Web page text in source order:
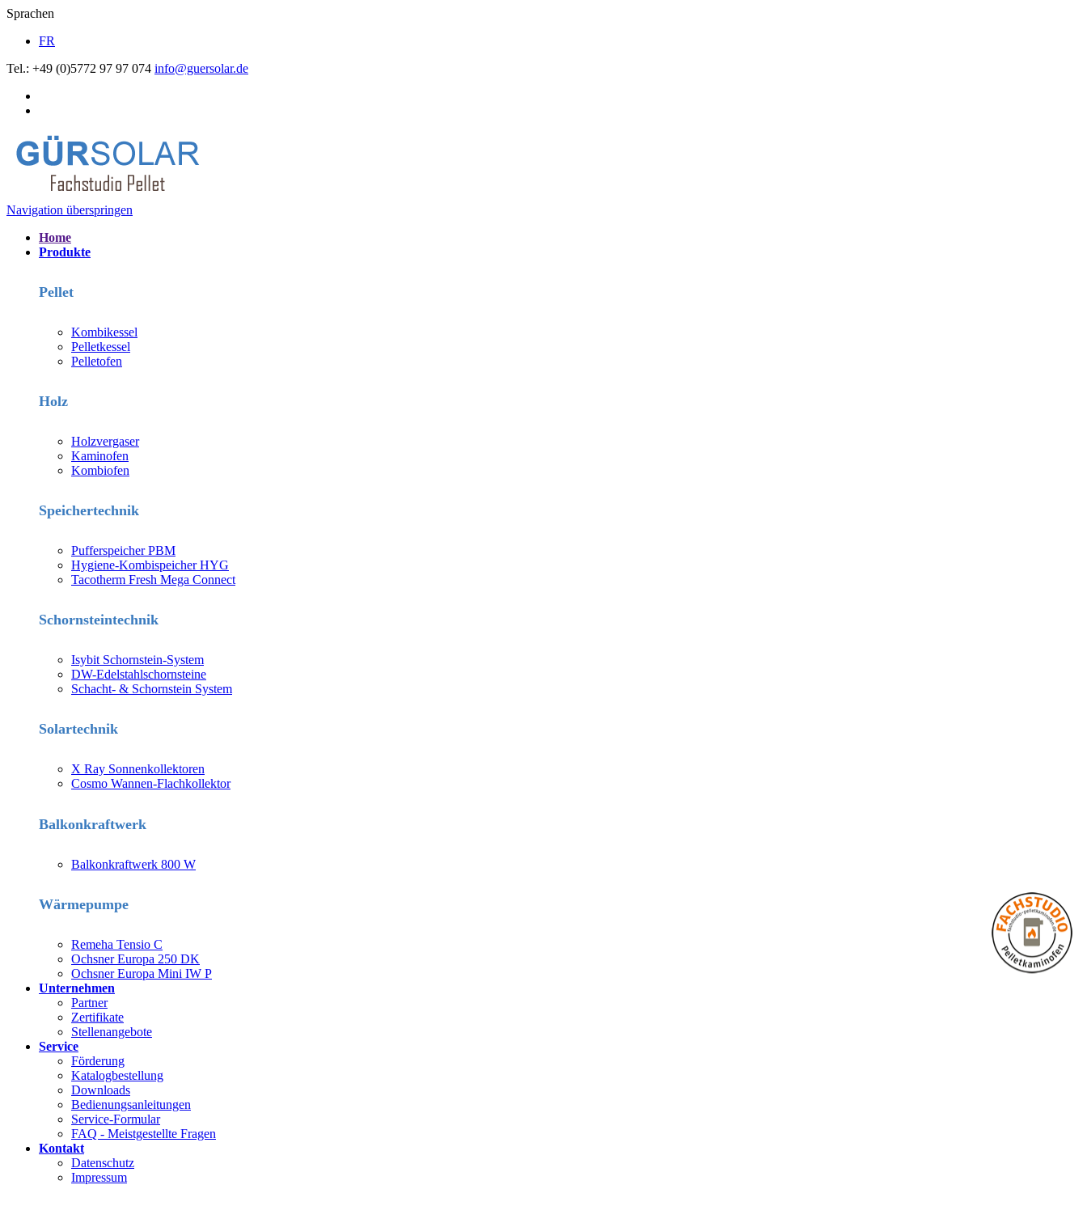
Sprachen
FR
Tel.: +49 (0)5772 97 97 074 info@guersolar.de
Navigation überspringen
Home
Produkte
Pellet
Kombikessel
Pelletkessel
Pelletofen
Holz
Holzvergaser
Kaminofen
Kombiofen
Speichertechnik
Pufferspeicher PBM
Hygiene-Kombispeicher HYG
Tacotherm Fresh Mega Connect
Schornsteintechnik
Isybit Schornstein-System
DW-Edelstahlschornsteine
Schacht- & Schornstein System
Solartechnik
X Ray Sonnenkollektoren
Cosmo Wannen-Flachkollektor
Balkonkraftwerk
Balkonkraftwerk 800 W
Wärmepumpe
Remeha Tensio C
Ochsner Europa 250 DK
Ochsner Europa Mini IW P
Unternehmen
Partner
Zertifikate
Stellenangebote
Service
Förderung
Katalogbestellung
Downloads
Bedienungsanleitungen
Service-Formular
FAQ - Meistgestellte Fragen
Kontakt
Datenschutz
Impressum